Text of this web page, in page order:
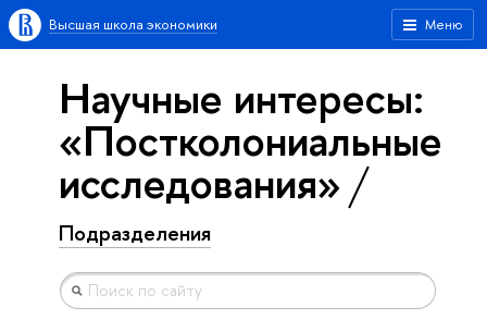
Меню
Высшая школа экономики
Научные интересы:
«Постколониальные
исследования»
Подразделения